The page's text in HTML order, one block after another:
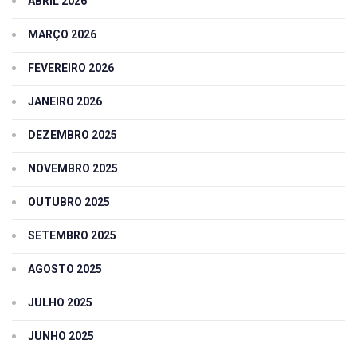
MARÇO 2026
FEVEREIRO 2026
JANEIRO 2026
DEZEMBRO 2025
NOVEMBRO 2025
OUTUBRO 2025
SETEMBRO 2025
AGOSTO 2025
JULHO 2025
JUNHO 2025